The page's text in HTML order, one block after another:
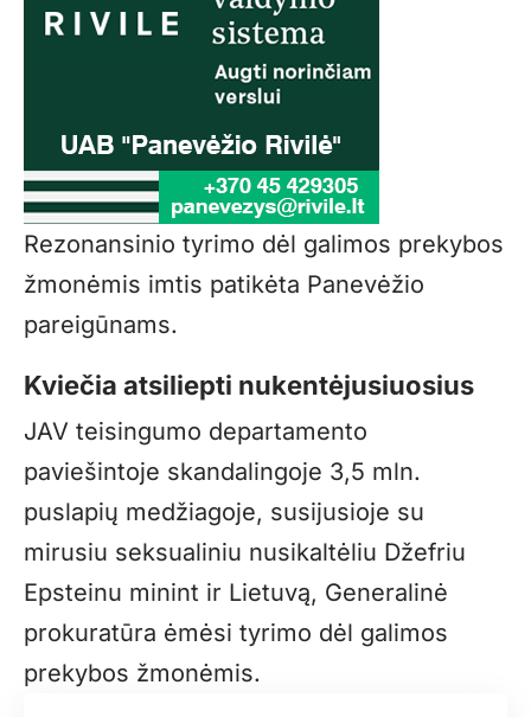
Rezonansinio tyrimo dėl galimos prekybos
žmonėmis imtis patikėta Panevėžio
pareigūnams.
Kviečia atsiliepti nukentėjusiuosius
JAV teisingumo departamento
paviešintoje skandalingoje 3,5 mln.
puslapių medžiagoje, susijusioje su
mirusiu seksualiniu nusikaltėliu Džefriu
Epsteinu minint ir Lietuvą, Generalinė
prokuratūra ėmėsi tyrimo dėl galimos
prekybos žmonėmis.